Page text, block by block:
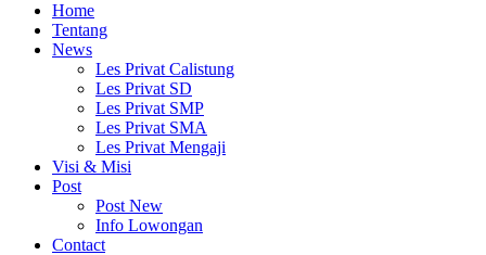
Home
Tentang
News
Les Privat Calistung
Les Privat SD
Les Privat SMP
Les Privat SMA
Les Privat Mengaji
Visi & Misi
Post
Post New
Info Lowongan
Contact